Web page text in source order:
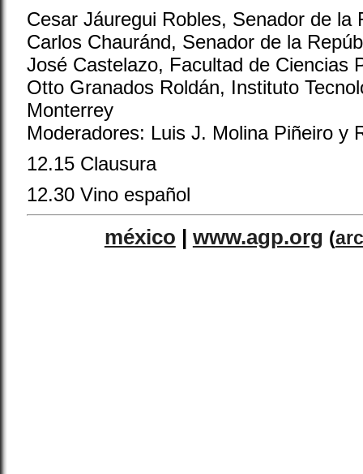
Cesar Jáuregui Robles, Senador de la
Carlos Chauránd, Senador de la
José Castelazo, Facultad de Ciencias
Otto Granados Roldán, Instituto
Monterrey
Moderadores: Luis J. Molina Piñeiro y
12.15 Clausura
12.30 Vino español
méxico | www.agp.org (